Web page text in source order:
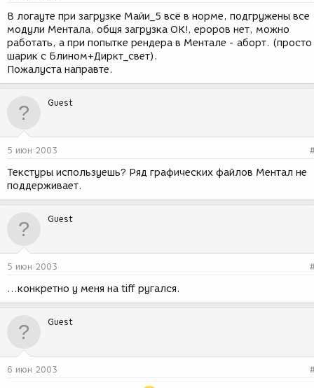
и
я
В логауте при загрузке Майи_5 всё в норме, подгружены все
модули Ментала, общя загрузка ОК!, ероров нет, можно
работать, а при попытке рендера в Ментале - аборт. (просто
шарик с Блином+Диркт_свет).
Пожалуста направте.
Guest
5 июн 2003
Текстуры используешь? Ряд графических файлов Ментал не
поддерживает.
Guest
5 июн 2003
...конкретно у меня на tiff ругался.
Guest
6 июн 2003